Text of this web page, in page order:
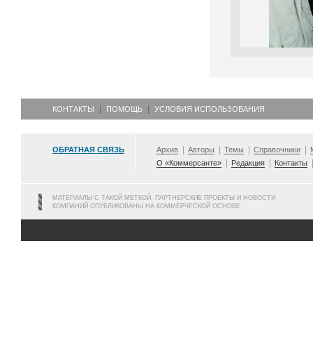
КОНТАКТЫ ПОМОЩЬ УСЛОВИЯ ИСПОЛЬЗОВАНИЯ
ОБРАТНАЯ СВЯЗЬ Архив Авторы Темы Справочники
О «Коммерсанте»
Редакция Контакты
МАТЕРИАЛЫ С ТАКОЙ МЕТКОЙ, ПАРТНЕРСКИЕ ПРОЕКТЫ И НОВОСТИ
КОМПАНИЙ ОПУБЛИКОВАНЫ НА КОММЕРЧЕСКОЙ ОСНОВЕ